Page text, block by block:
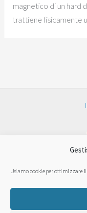
Usiamo cookie per ottimizzare
magnetico di un hard
trattiene fisicamente
© 2026 Centro
Questo è un sito Web privato non
nomi aziendali o abbreviazioni,